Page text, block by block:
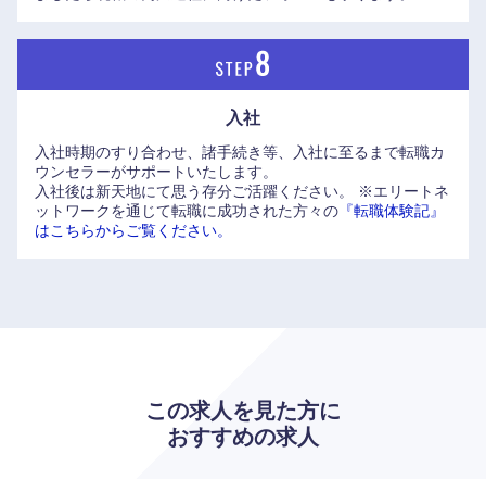
入社
入社時期のすり合わせ、諸手続き等、入社に至るまで転職カ
ウンセラーがサポートいたします。
入社後は新天地にて思う存分ご活躍ください。
※エリートネ
ットワークを通じて転職に成功された方々の 『転職体験記』
はこちらからご覧ください。
この求人を見た方に
おすすめの求人
九州・沖縄
福岡県
鹿児島県 沖縄県